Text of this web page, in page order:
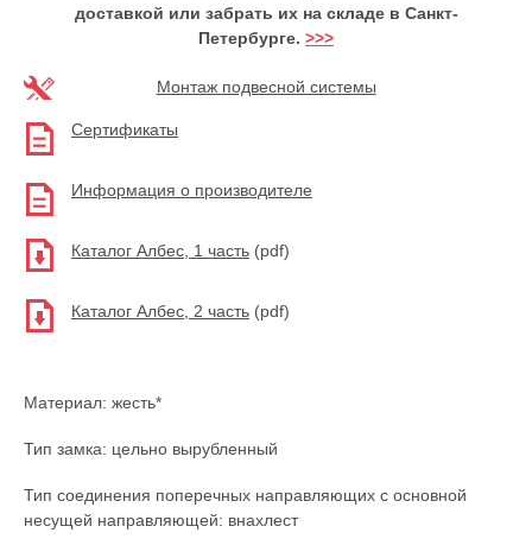
доставкой или забрать их на складе в Санкт-
Петербурге. >>>
Монтаж подвесной системы
Сертификаты
Информация о производителе
Каталог Албес, 1 часть (pdf)
Каталог Албес, 2 часть (pdf)
Материал: жесть*
Тип замка: цельно вырубленный
Тип соединения поперечных направляющих с основной
несущей направляющей: внахлест